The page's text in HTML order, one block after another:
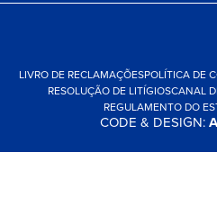
LIVRO DE RECLAMAÇÕESPOLÍTICA DE
RESOLUÇÃO DE LITÍGIOSCANAL
REGULAMENTO DO
CODE & DESIGN: